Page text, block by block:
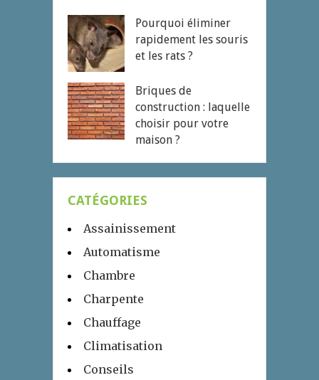
Pourquoi éliminer
rapidement les souris
et les rats ?
Briques de
construction : laquelle
choisir pour votre
maison ?
CATÉGORIES
Assainissement
Automatisme
Chambre
Charpente
Chauffage
Climatisation
Conseils